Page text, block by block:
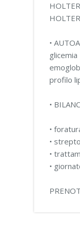
•
glicemia
profilo
•
•
•
•
•